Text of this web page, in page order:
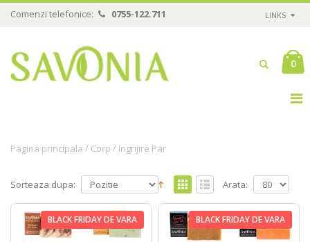
Comenzi telefonice: 0755-122.711 LINKS
0
Pagina principala / Corp / Ingrijire Par
Sorteaza dupa: Arata:
BLACK FRIDAY DE VARA BLACK FRIDAY DE VARA